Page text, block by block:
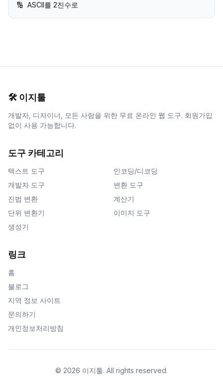
🔢 ASCII를 2진수로
🛠️ 이지툴
개발자, 디자이너, 모든 사람을 위한 무료 온라인 웹 도구. 회원가입
없이 사용 가능합니다.
도구 카테고리
텍스트 도구
인코딩/디코딩
개발자 도구
변환 도구
진법 변환
계산기
단위 변환기
이미지 도구
생성기
링크
홈
블로그
지역 정보 사이트
문의하기
개인정보처리방침
© 2026 이지툴. All rights reserved.